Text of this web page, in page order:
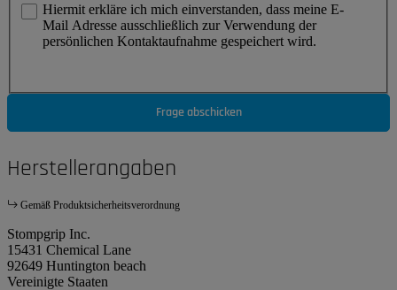
Hiermit erkläre ich mich einverstanden, dass meine E-
Mail Adresse ausschließlich zur Verwendung der
persönlichen Kontaktaufnahme gespeichert wird.
Frage abschicken
Herstellerangaben
Gemäß Produktsicherheitsverordnung
Stompgrip Inc.
15431 Chemical Lane
92649 Huntington beach
Vereinigte Staaten